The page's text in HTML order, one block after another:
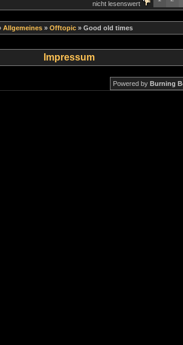
nicht lesenswert
Allgemeines » Offtopic » Good old times
Impressum
Powered by Burning